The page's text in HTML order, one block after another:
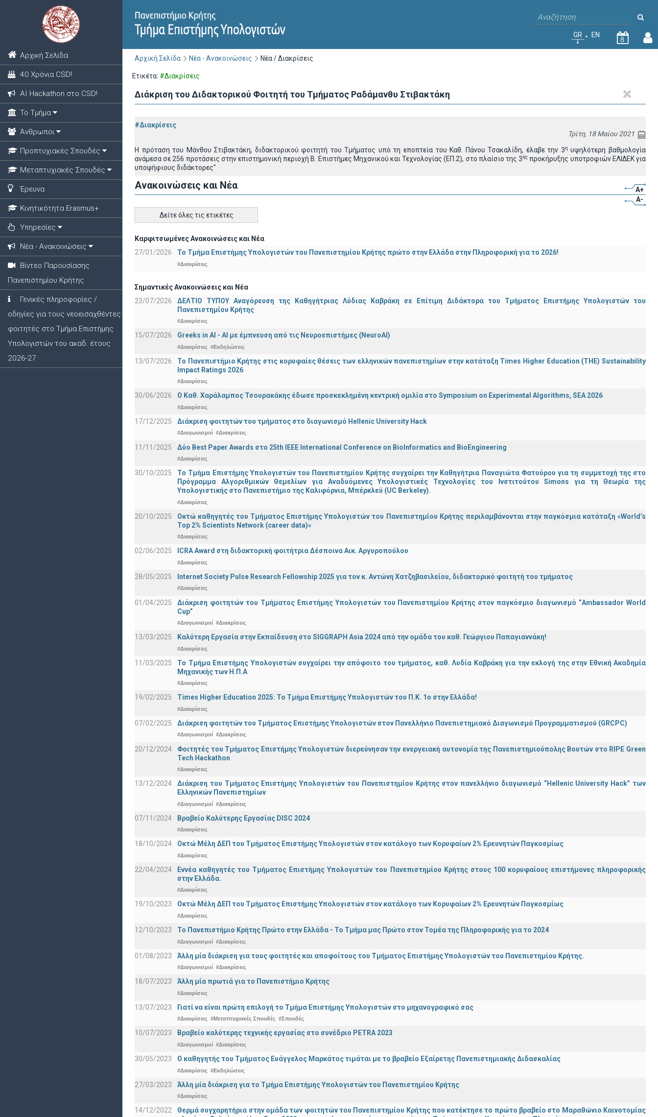
Αρχική Σελίδα
40 Χρόνια CSD!
ΑΙ Hackathon στο CSD!
Το Τμήμα
Άνθρωποι
Προπτυχιακές Σπουδές
Μεταπτυχιακές Σπουδές
Έρευνα
Κινητικότητα Erasmus+
Υπηρεσίες
Νέα - Ανακοινώσεις
Βίντεο Παρουσίασης
Πανεπιστημίου Κρήτης
Γενικές πληροφορίες /
οδηγίες για τους νεοεισαχθέντες
φοιτητές στο Τμήμα Επιστήμης
Υπολογιστών του ακαδ. έτους
2026-27
GR EN
8
Αρχική Σελίδα Νέα - Ανακοινώσεις Νέα / Διακρίσεις
Ετικέτα: #Διακρίσεις
Διάκριση του Διδακτορικού Φοιτητή του Τμήματος Ραδάμανθυ Στιβακτάκη
#Διακρίσεις
Τρίτη, 18 Μαίου 2021
Η πρόταση του Μάνθου Στιβακτάκη, διδακτορικού φοιτητή του Τμήματος υπό τη εποπτεία του Kαθ. Πάνου Τσακαλίδη, έλαβε την 3η υψηλότερη βαθμολογία
ανάμεσα σε 256 προτάσεις στην επιστημονική περιοχή Β. Επιστήμες Μηχανικού και Τεχνολογίας (ΕΠ.2), στο πλαίσιο της 3ης προκήρυξης υποτροφιών ΕΛΙΔΕΚ για
υποψήφιους διδάκτορες"
Ανακοινώσεις και Νέα
A+
A-
Δείτε όλες τις ετικέτες
Καρφιτσωμένες Ανακοινώσεις και Νέα
27/01/2026
Το Τμήμα Επιστήμης Υπολογιστών του Πανεπιστημίου Κρήτης πρώτο στην Ελλάδα στην Πληροφορική για το 2026!
#Διακρίσεις
Σημαντικές Ανακοινώσεις και Νέα
23/07/2026
ΔΕΛΤΙΟ ΤΥΠΟΥ Αναγόρευση της Καθηγήτριας Λύδιας Καβράκη σε Επίτιμη Διδάκτορα του Τμήματος Επιστήμης Υπολογιστών του
Πανεπιστημίου Κρήτης
#Διακρίσεις
15/07/2026 Greeks in AI - ΑΙ με έμπνευση από τις Νευροεπιστήμες (NeuroAI)
#Διακρίσεις #Εκδηλώσεις
13/07/2026
Το Πανεπιστήμιο Κρήτης στις κορυφαίες θέσεις των ελληνικών πανεπιστημίων στην κατάταξη Times Higher Education (ΤΗΕ) Sustainability
Impact Ratings 2026
#Διακρίσεις
30/06/2026 Ο Καθ. Χαράλαμπος Τσουρακάκης έδωσε προσκεκλημένη κεντρική ομιλία στο Symposium on Experimental Algorithms, SEA 2026
#Διακρίσεις
17/12/2025 Διάκριση φοιτητών του τμήματος στο διαγωνισμό Hellenic University Hack
#Διαγωνισμοί #Διακρίσεις
11/11/2025 Δύο Best Paper Awards στο 25th IEEE International Conference on BioInformatics and BioEngineering
#Διακρίσεις
30/10/2025
Το Τμήμα Επιστήμης Υπολογιστών του Πανεπιστημίου Κρήτης συγχαίρει την Καθηγήτρια Παναγιώτα Φατούρου για τη συμμετοχή της στο
Πρόγραμμα Αλγοριθμικών Θεμελίων για Αναδυόμενες Υπολογιστικές Τεχνολογίες του Ινστιτούτου Simons για τη Θεωρία της
Υπολογιστικής στο Πανεπιστήμιο της Καλιφόρνια, Μπέρκλεϋ (UC Berkeley).
#Διακρίσεις
20/10/2025
Οκτώ καθηγητές του Τμήματος Επιστήμης Υπολογιστών του Πανεπιστημίου Κρήτης περιλαμβάνονται στην παγκόσμια κατάταξη «World’s
Top 2% Scientists Network (career data)»
#Διακρίσεις
02/06/2025 ICRA Award στη διδακτορική φοιτήτρια Δέσποινα Αικ. Αργυροπούλου
#Διακρίσεις
28/05/2025 Internet Society Pulse Research Fellowship 2025 για τον κ. Αντώνη Χατζηβασιλείου, διδακτορικό φοιτητή του τμήματος
#Διακρίσεις
01/04/2025
Διάκριση φοιτητών του Τμήματος Επιστήμης Υπολογιστών του Πανεπιστημίου Κρήτης στον παγκόσμιο διαγωνισμό “Ambassador World
Cup”
#Διαγωνισμοί #Διακρίσεις
13/03/2025 Καλύτερη Εργασία στην Εκπαίδευση στο SIGGRAPH Asia 2024 από την ομάδα του καθ. Γεώργιου Παπαγιαννάκη!
#Διακρίσεις
11/03/2025
Το Τμήμα Επιστήμης Υπολογιστών συγχαίρει την απόφοιτο του τμήματος, καθ. Λυδία Καβράκη για την εκλογή της στην Εθνική Ακαδημία
Μηχανικής των Η.Π.Α
#Διακρίσεις
19/02/2025 Times Higher Education 2025: Το Τμήμα Επιστήμης Υπολογιστών του Π.Κ. 1ο στην Ελλάδα!
#Διακρίσεις
07/02/2025 Διάκριση φοιτητών του Τμήματος Επιστήμης Υπολογιστών στον Πανελλήνιο Πανεπιστημιακό Διαγωνισμό Προγραμματισμού (GRCPC)
#Διαγωνισμοί #Διακρίσεις
20/12/2024
Φοιτητές του Τμήματος Επιστήμης Υπολογιστών διερεύνησαν την ενεργειακή αυτονομία της Πανεπιστημιούπολης Βουτών στο RIPE Green
Tech Hackathon
#Διακρίσεις
13/12/2024
Διάκριση του Τμήματος Επιστήμης Υπολογιστών του Πανεπιστημίου Κρήτης στον πανελλήνιο διαγωνισμό “Hellenic University Hack” των
Ελληνικών Πανεπιστημίων
#Διαγωνισμοί #Διακρίσεις
07/11/2024 Βραβείο Καλύτερης Εργασίας DISC 2024
#Διακρίσεις
18/10/2024 Οκτώ Μέλη ΔΕΠ του Τμήματος Επιστήμης Υπολογιστών στον κατάλογο των Κορυφαίων 2% Ερευνητών Παγκοσμίως
#Διακρίσεις
22/04/2024
Εννέα καθηγητές του Τμήματος Επιστήμης Υπολογιστών του Πανεπιστημίου Κρήτης στους 100 κορυφαίους επιστήμονες πληροφορικής
στην Ελλάδα.
#Διακρίσεις
19/10/2023 Οκτώ Μέλη ΔΕΠ του Τμήματος Επιστήμης Υπολογιστών στον κατάλογο των Κορυφαίων 2% Ερευνητών Παγκοσμίως
#Διακρίσεις
12/10/2023 Το Πανεπιστήμιο Κρήτης Πρώτο στην Ελλάδα - Το Τμήμα μας Πρώτο στον Τομέα της Πληροφορικής για το 2024
#Διαγωνισμοί #Διακρίσεις
01/08/2023 Άλλη μία διάκριση για τους φοιτητές και αποφοίτους του Τμήματος Επιστήμης Υπολογιστών του Πανεπιστημίου Κρήτης.
#Διαγωνισμοί #Διακρίσεις
18/07/2023 Άλλη μία πρωτιά για το Πανεπιστήμιο Κρήτης
#Διακρίσεις
13/07/2023 Γιατί να είναι πρώτη επιλογή το Τμήμα Επιστήμης Υπολογιστών στο μηχανογραφικό σας
#Διακρίσεις #Μεταπτυχιακές Σπουδές #Σπουδές
10/07/2023 Βραβείο καλύτερης τεχνικής εργασίας στο συνέδριο PETRA 2023
#Διαγωνισμοί #Διακρίσεις
30/05/2023 Ο καθηγητής του Τμήματος Ευάγγελος Μαρκάτος τιμάται με το βραβείο Εξαίρετης Πανεπιστημιακής Διδασκαλίας
#Διακρίσεις #Εκδηλώσεις
27/03/2023 Άλλη μία διάκριση για το Τμήμα Επιστήμης Υπολογιστών του Πανεπιστημίου Κρήτης
#Διακρίσεις
14/12/2022
Θερμά συγχαρητήρια στην ομάδα των φοιτητών του Πανεπιστημίου Κρήτης που κατέκτησε το πρώτο βραβείο στο Μαραθώνιο Καινοτομίας